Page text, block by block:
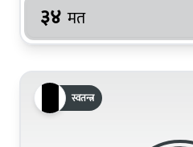
३४ मत
स्वतन्त्र